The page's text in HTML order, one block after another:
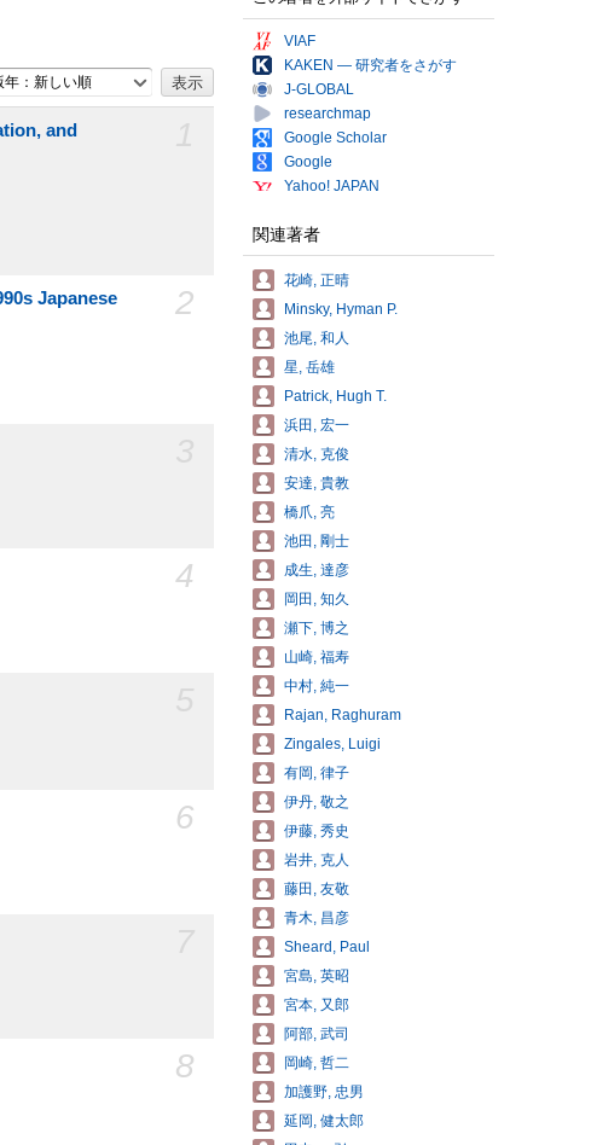
年：新しい順
and
2
Japanese
4
6
8
VIAF
KAKEN — 研究者をさがす
J-GLOBAL
researchmap
Google Scholar
Google
Yahoo! JAPAN
関連著者
花崎, 正晴
Minsky, Hyman P.
池尾, 和人
星, 岳雄
Patrick, Hugh T.
浜田, 宏一
清水, 克俊
安達, 貴教
橋爪, 亮
池田, 剛士
成生, 達彦
岡田, 知久
瀬下, 博之
山崎, 福寿
中村, 純一
Rajan, Raghuram
Zingales, Luigi
有岡, 律子
伊丹, 敬之
伊藤, 秀史
岩井, 克人
藤田, 友敬
青木, 昌彦
Sheard, Paul
宮島, 英昭
宮本, 又郎
阿部, 武司
岡崎, 哲二
加護野, 忠男
延岡, 健太郎